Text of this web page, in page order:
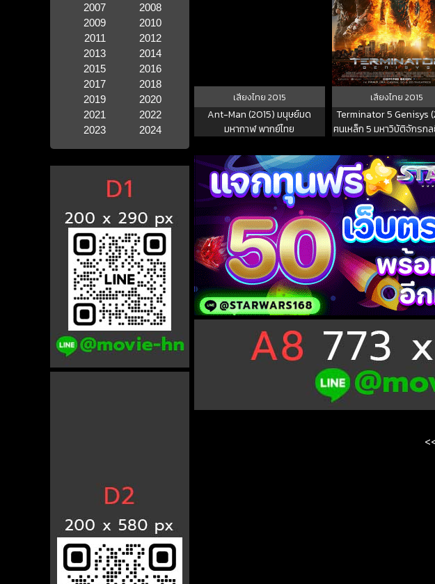
2007
2008
2009
2010
2011
2012
2013
2014
2015
2016
2017
2018
2019
2020
2021
2022
2023
2024
เสียงไทย 2015
Ant-Man (2015) มนุษย์มด
มหากาฬ พากย์ไทย
เสียงไทย2015
Terminator 5 Genisys
ฅนเหล็ก 5 มหาวิบัติจักรก